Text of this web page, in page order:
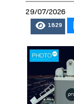
29/07/2026
1829